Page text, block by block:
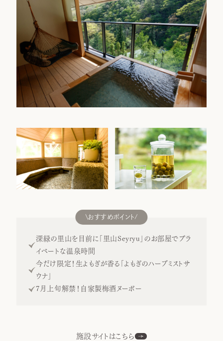
おすすめポイント
深緑の里山を目前に「里山Seyryu」のお部屋でプラ
イベートな温泉時間
今だけ限定！生よもぎが香る「よもぎのハーブミストサ
ウナ」
7月上旬解禁！自家製梅酒ヌーボー
施設サイトはこちら